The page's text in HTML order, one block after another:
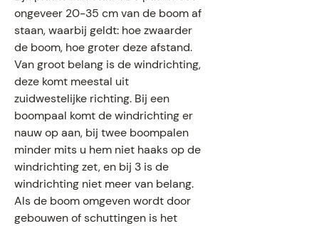
ongeveer 20-35 cm van de boom af
staan, waarbij geldt: hoe zwaarder
de boom, hoe groter deze afstand.
Van groot belang is de windrichting,
deze komt meestal uit
zuidwestelijke richting. Bij een
boompaal komt de windrichting er
nauw op aan, bij twee boompalen
minder mits u hem niet haaks op de
windrichting zet, en bij 3 is de
windrichting niet meer van belang.
Als de boom omgeven wordt door
gebouwen of schuttingen is het